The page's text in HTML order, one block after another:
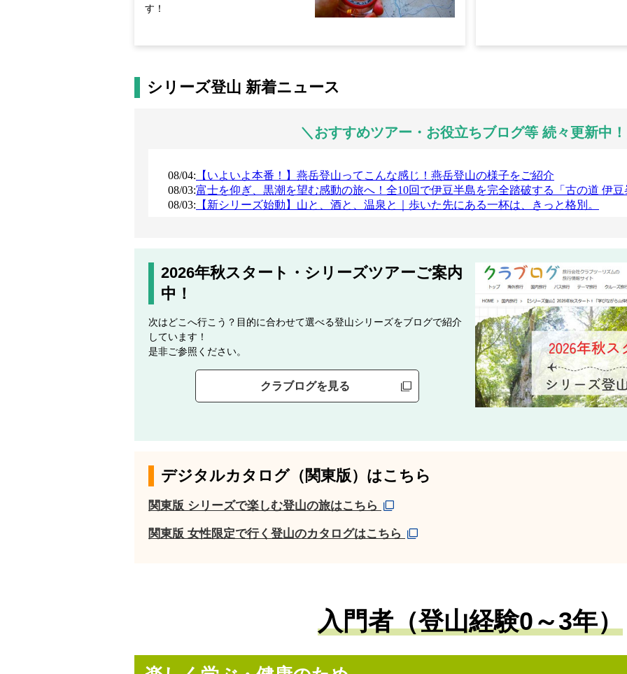
す！
シリーズ登山 新着ニュース
＼おすすめツアー・お役立ちブログ等 続々更新中
2026年秋スタート・シリーズツアーご案内
中！
次はどこへ行こう？目的に合わせて選べる登山シリーズをブログで紹介
しています！
是非ご参照ください。
クラブログを見る
デジタルカタログ（関東版）はこちら
関東版 シリーズで楽しむ登山の旅はこちら
関東版 女性限定で行く登山のカタログはこちら
入門者（登山経験0～3年）